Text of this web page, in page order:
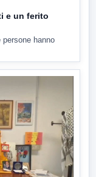
e un ferito
hanno